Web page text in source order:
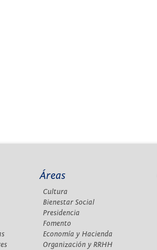
Áreas
Cultura
Bienestar Social
Presidencia
Fomento
Economía y Hacienda
Organización y RRHH